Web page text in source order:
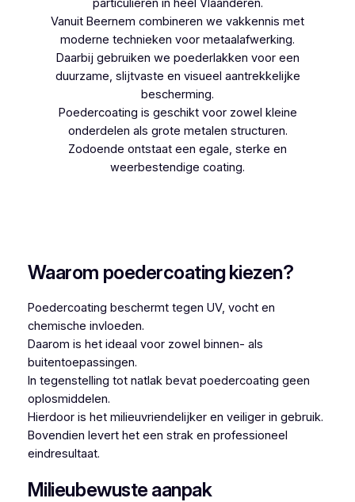
particulieren in heel Vlaanderen.
Vanuit Beernem combineren we vakkennis met
moderne technieken voor metaalafwerking.
Daarbij gebruiken we poederlakken voor een
duurzame, slijtvaste en visueel aantrekkelijke
bescherming.
Poedercoating is geschikt voor zowel kleine
onderdelen als grote metalen structuren.
Zodoende ontstaat een egale, sterke en
weerbestendige coating.
Waarom poedercoating kiezen?
Poedercoating beschermt tegen UV, vocht en
chemische invloeden.
Daarom is het ideaal voor zowel binnen- als
buitentoepassingen.
In tegenstelling tot natlak bevat poedercoating geen
oplosmiddelen.
Hierdoor is het milieuvriendelijker en veiliger in gebruik.
Bovendien levert het een strak en professioneel
eindresultaat.
Milieubewuste aanpak